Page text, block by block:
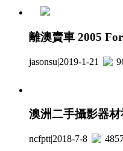
離澳賣車 2005
jasonsu|2019-1-21
澳洲二手攝影器材
ncfptt|2018-7-8